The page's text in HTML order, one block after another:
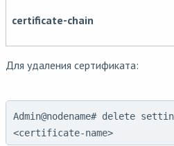
certificate-chain
Для удаления сертификата:
Admin@nodename# delete
<certificate-name>